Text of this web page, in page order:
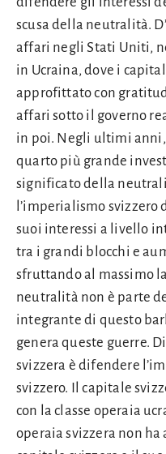
scusa della neutralità.
affari negli Stati Uniti,
in Ucraina, dove i
approfittato con
affari sotto il governo
in poi. Negli ultimi anni,
quarto più grande
significato della
l’imperialismo
suoi interessi a livello
tra i grandi blocchi e
sfruttando al massimo
neutralità non è parte
integrante di questo
genera queste guerre.
svizzera è difendere
svizzero. Il capitale
con la classe operaia
operaia svizzera non ha